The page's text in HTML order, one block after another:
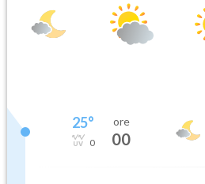
25°
0
ore
00